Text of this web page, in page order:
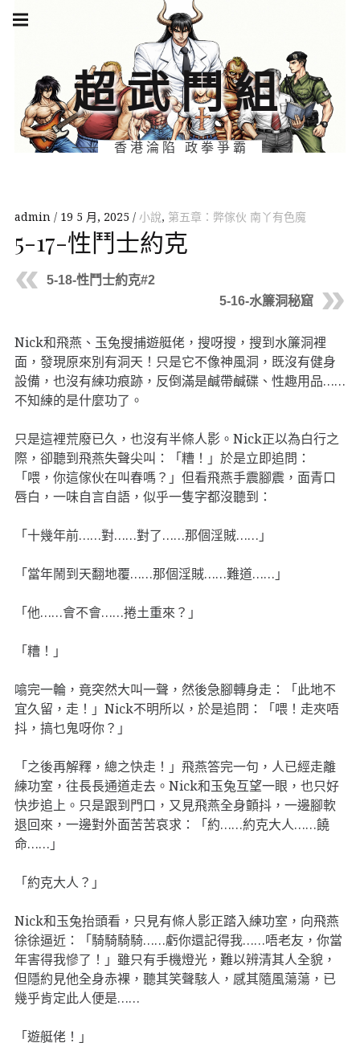
Skip
超武鬥組
香港淪陷 政拳爭霸
navigation
admin 19 5 月, 2025 小說, 第五章：弊傢伙 南丫有色魔
5-17-性鬥士約克
5-18-性鬥士約克#2
5-16-水簾洞秘窟
Nick和飛燕、玉兔搜捕遊艇佬，搜呀搜，搜到水簾洞裡
面，發現原來別有洞天！只是它不像神風洞，既沒有健身
設備，也沒有練功痕跡，反倒滿是鹹帶鹹碟、性趣用品……
不知練的是什麼功了。
只是這裡荒廢已久，也沒有半條人影。Nick正以為白行之
際，卻聽到飛燕失聲尖叫：「糟！」於是立即追問：
「喂，你這傢伙在叫春嗎？」但看飛燕手震腳震，面青口
唇白，一味自言自語，似乎一隻字都沒聽到：
「十幾年前……對……對了……那個淫賊……」
「當年鬧到天翻地覆……那個淫賊……難道……」
「他……會不會……捲土重來？」
「糟！」
噏完一輪，竟突然大叫一聲，然後急腳轉身走：「此地不
宜久留，走！」Nick不明所以，於是追問：「喂！走夾唔
抖，搞乜鬼呀你？」
「之後再解釋，總之快走！」飛燕答完一句，人已經走離
練功室，往長長通道走去。Nick和玉兔互望一眼，也只好
快步追上。只是跟到門口，又見飛燕全身顫抖，一邊腳軟
退回來，一邊對外面苦苦哀求：「約……約克大人……饒
命……」
「約克大人？」
Nick和玉兔抬頭看，只見有條人影正踏入練功室，向飛燕
徐徐逼近：「騎騎騎騎……虧你還記得我……唔老友，你當
年害得我慘了！」雖只有手機燈光，難以辨清其人全貌，
但隱約見他全身赤裸，聽其笑聲駭人，感其隨風蕩蕩，已
幾乎肯定此人便是……
「遊艇佬！」